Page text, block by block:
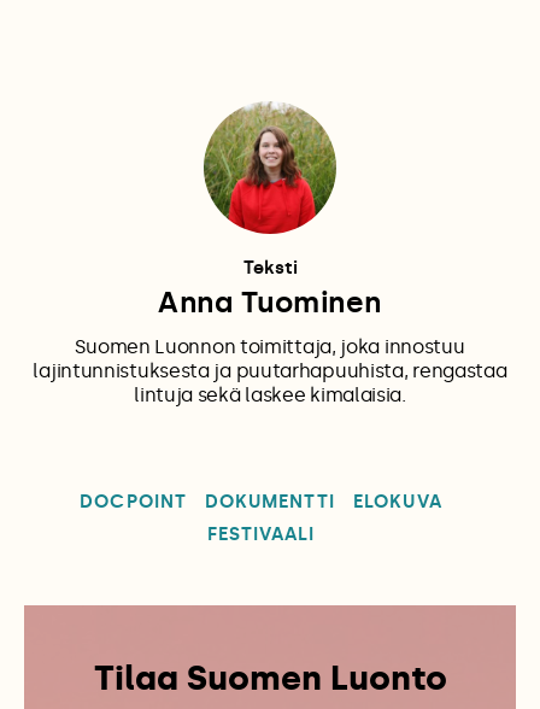
Teksti
Anna Tuominen
Suomen Luonnon toimittaja, joka innostuu
lajintunnistuksesta ja puutarhapuuhista, rengastaa
lintuja sekä laskee kimalaisia.
DOCPOINT DOKUMENTTI
ELOKUVA
FESTIVAALI
Tilaa Suomen Luonto